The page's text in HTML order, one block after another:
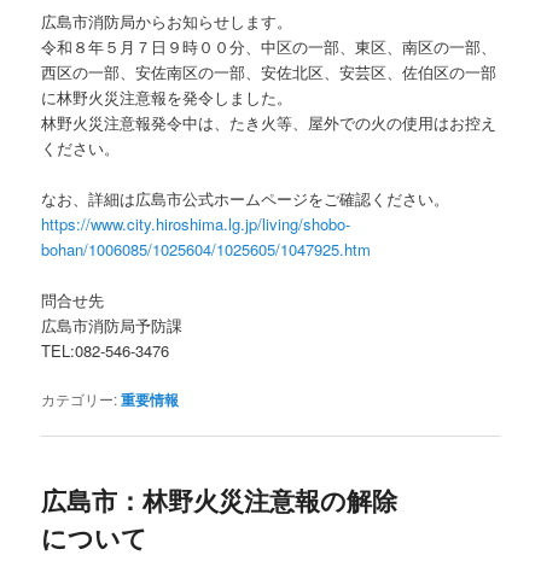
広島市消防局からお知らせします。
令和８年５月７日９時００分、中区の一部、東区、南区の一部、
西区の一部、安佐南区の一部、安佐北区、安芸区、佐伯区の一部
に林野火災注意報を発令しました。
林野火災注意報発令中は、たき火等、屋外での火の使用はお控え
ください。
なお、詳細は広島市公式ホームページをご確認ください。
https://www.city.hiroshima.lg.jp/living/shobo-
bohan/1006085/1025604/1025605/1047925.htm
問合せ先
広島市消防局予防課
TEL:082-546-3476
カテゴリー:重要情報
広島市：林野火災注意報の解除
について